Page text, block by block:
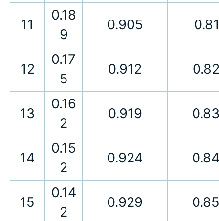
11
0.18
9
0.905
12
0.17
5
0.912
13
0.16
2
0.919
14
0.15
2
0.924
15
0.14
2
0.929